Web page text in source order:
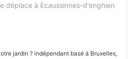
déplace à Ecaussinnes-d'enghien
jardin ? indépendant basé à Bruxelles,